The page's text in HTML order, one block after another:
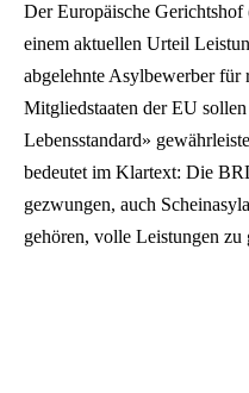
Der Europäische
einem aktuellen Urteil
abgelehnte Asylbewerber
Mitgliedstaaten der EU sollen
Lebensstandard»
bedeutet im Klartext: Die
gezwungen, auch
gehören, volle Leistungen zu